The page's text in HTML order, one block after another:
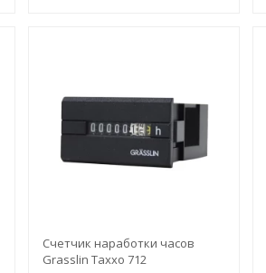
Счетчик наработки часов
Grasslin Taxxo 712